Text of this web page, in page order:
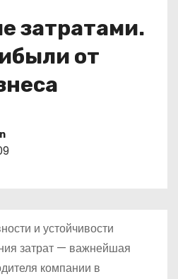
затратами.
от
и устойчивости
затрат — важнейшая
компании в